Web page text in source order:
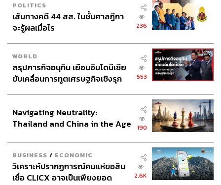
POLITICS
เส้นทางคดี 44 สส. ในชั้นศาลฎีกา
จะรู้ผลเมื่อไร
236
WORLD
สรุปภารกิจอนุทิน เยือนอินโดนีเซีย
ขับเคลื่อนการทูตเศรษฐกิจเชิงรุก
553
Navigating Neutrality:
Thailand and China in the Age
190
BUSINESS / ECONOMIC
วิเคราะห์ปรากฏการณ์คนแห่ขอสิน
เชื่อ CLICX อาจเป็นเพียงยอด
2.6K